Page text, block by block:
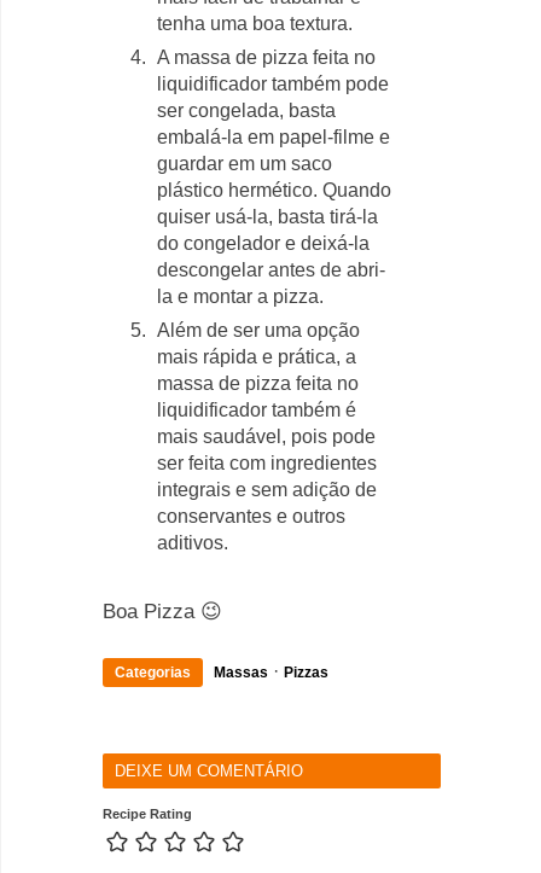
tenha uma boa textura.
A massa de pizza feita no
liquidificador também pode
ser congelada, basta
embalá-la em papel-filme e
guardar em um saco
plástico hermético. Quando
quiser usá-la, basta tirá-la
do congelador e deixá-la
descongelar antes de abri-
la e montar a pizza.
Além de ser uma opção
mais rápida e prática, a
massa de pizza feita no
liquidificador também é
mais saudável, pois pode
ser feita com ingredientes
integrais e sem adição de
conservantes e outros
aditivos.
Boa Pizza 😉
Categorias Massas · Pizzas
DEIXE UM COMENTÁRIO
Recipe Rating